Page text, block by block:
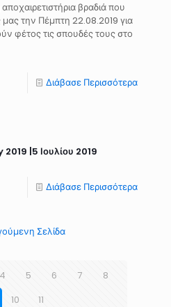
βραδιά που
την Πέμπτη 22.08.2019 για
φέτος τις σπουδές τους στο
Διάβασε Περισσότερα
|5 Ιουλίου 2019
Διάβασε Περισσότερα
Σελίδα
4 5 6 7
8
10 11